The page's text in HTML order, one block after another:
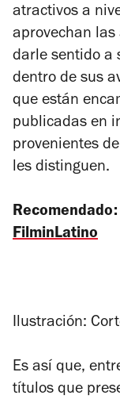
atractivos a
aprovechan las
darle sentido a
dentro de sus
que están
publicadas en
provenientes
les distinguen.
Recomendado:
FilminLatino
Ilustración:
Es así que,
títulos que